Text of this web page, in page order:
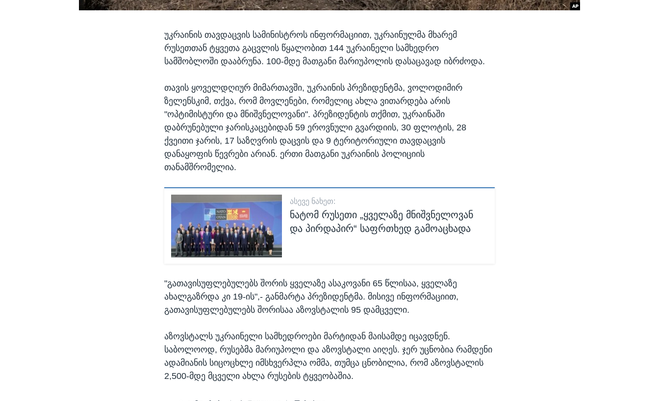
უკრაინის თავდაცვის სამინისტროს ინფორმაციით, უკრაინულმა მხარემ
რუსეთთან ტყვეთა გაცვლის წყალობით 144 უკრაინელი სამხედრო
სამშობლოში დააბრუნა. 100-მდე მათგანი მარიუპოლის დასაცავად იბრძოდა.
თავის ყოველდღიურ მიმართავში, უკრაინის პრეზიდენტმა, ვოლოდიმირ
ზელენსკიმ, თქვა, რომ მოვლენები, რომელიც ახლა ვითარდება არის
"ოპტიმისტური და მნიშვნელოვანი". პრეზიდენტის თქმით, უკრაინაში
დაბრუნებული ჯარისკაცებიდან 59 ეროვნული გვარდიის, 30 ფლოტის, 28
ქვეითი ჯარის, 17 საზღვრის დაცვის და 9 ტერიტორიული თავდაცვის
დანაყოფის წევრები არიან. ერთი მათგანი უკრაინის პოლიციის
თანამშრომელია.
ᲐᲡᲔᲕᲔ ᲜᲐᲮᲔᲗ:
ნატომ რუსეთი „ყველაზე მნიშვნელოვან
და პირდაპირ“ საფრთხედ გამოაცხადა
"გათავისუფლებულებს შორის ყველაზე ასაკოვანი 65 წლისაა, ყველაზე
ახალგაზრდა კი 19-ის",- განმარტა პრეზიდენტმა. მისივე ინფორმაციით,
გათავისუფლებულებს შორისაა აზოვსტალის 95 დამცველი.
აზოვსტალს უკრაინელი სამხედროები მარტიდან მაისამდე იცავდნენ.
საბოლოოდ, რუსებმა მარიუპოლი და აზოვსტალი აიღეს. ჯერ უცნობია რამდენი
ადამიანის სიცოცხლე იმსხვერპლა ომმა, თუმცა ცნობილია, რომ აზოვსტალის
2,500-მდე მცველი ახლა რუსების ტყვეობაშია.